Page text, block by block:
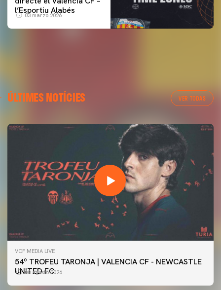
l’Esportiu Alabés
03 marzo 2026
ÚLTIMES NOTÍCIES VER TODAS
VCF MEDIA LIVE
54º TROFEU TARONJA | VALENCIA CF - NEWCASTLE
UNITED FC
08 agosto 2026